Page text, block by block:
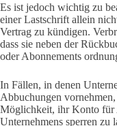
Es ist jedoch wichtig zu
einer Lastschrift allein
Vertrag zu kündigen.
dass sie neben der
oder Abonnements
In Fällen, in denen
Abbuchungen
Möglichkeit, ihr Konto für
Unternehmens sperren zu